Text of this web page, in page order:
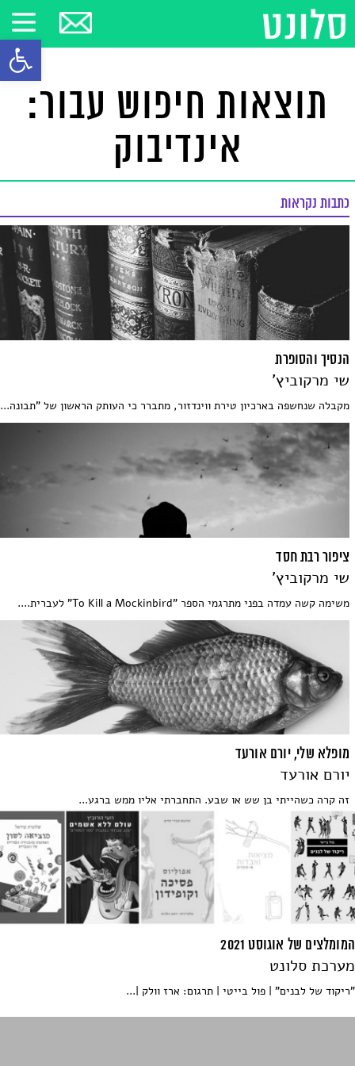
פתח
תוצאות חיפוש עבור:
אינדיבוק
כתבות נקראות
הנסיך והסופרת
שי מרקוביץ'
מקבלה שנחשפה בארכיון טירת ווינדזור, מתברר כי העותק הראשון של "תבונה...
ציפור רבת חסד
שי מרקוביץ'
משימה קשה עמדה בפני מתרגמי הספר "To Kill a Mockinbird" לעברית....
מופלא שלי, יורם אורעד
יורם אורעד
זה קרה כשהייתי בן שש או שבע. התחברתי אליו ממש ברגע...
המומלצים של אוגוסט 2021
מערכת סלונט
"ריקוד של לבנים" | פול בייטי | תרגום: ארז וולק |...